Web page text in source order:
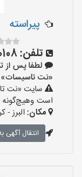
پیراسته
تلفن:
لطفا پس از
«نت تاسیسات» دیده
سایت «نت
است وهیچ‌گونه
مکان: البرز -
انتقال آگهی